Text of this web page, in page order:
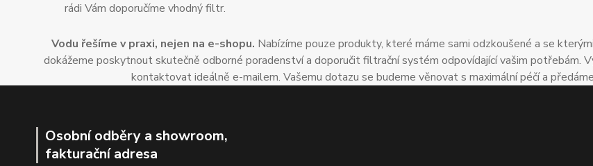
rádi Vám doporučíme vhodný filtr.
Vodu řešíme v praxi, nejen na e-shopu. Nabízíme pouze produkty, které máme sami odzkoušené a se
dokážeme poskytnout skutečně odborné poradenství a doporučit filtrační systém odpovídající vašim potřebám.
kontaktovat ideálně e-mailem. Vašemu dotazu se budeme věnovat s maximální péčí a
Osobní odběry a showroom,
fakturační adresa